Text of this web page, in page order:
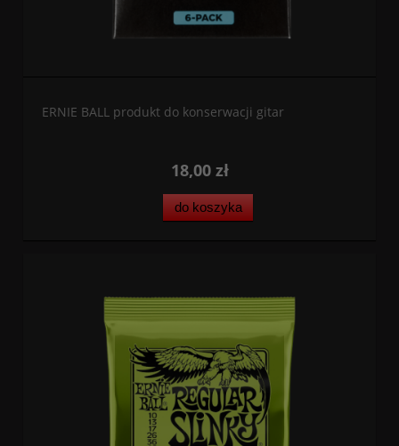
ERNIE BALL produkt do konserwacji gitar
18,00 zł
do koszyka